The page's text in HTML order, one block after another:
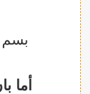
بسم
أما